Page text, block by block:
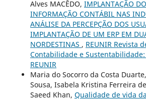
Alves MACÊDO, IMPLANTAÇÃO
INFORMAÇÃO CONTÁBIL NAS
ANÁLISE DA PERCEPÇÃO DOS
IMPLANTAÇÃO DE UM ERP EM
NORDESTINAS , REUNIR Revista
Contabilidade e Sustentabilidade:
REUNIR
Maria do Socorro da Costa
Sousa, Isabela Kristina Ferreira
Saeed Khan, Qualidade de vida